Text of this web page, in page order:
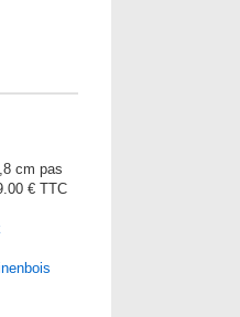
cm pas
€ TTC